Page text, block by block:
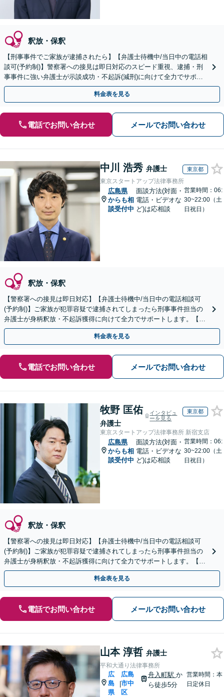
釈放・保釈
【刑事事件でご家族が逮捕されたら】【弁護士待機中/当日中の電話相
談可(予約制)】警察署への接見は即日対応のスピード重視、逮捕・刑
事事件に強い弁護士が示談成功・不起訴(減刑)に向けて全力でサポー
トします。【加害者側の相談専門】
料金表を見る
電話でお問い合わせ メールでお問い合わせ
中川 浩秀 弁護士 東京都
東京スタートアップ法律事務所
広島県
からも相
談受付中
面談方法(対面・
電話・ビデオな
ど)は応相談
営業時間：06:
30~22:00（土
日祝日）
釈放・保釈
【警察署への接見は即日対応】【弁護士待機中/当日中の電話相談可
(予約制)】ご家族が犯罪容疑で逮捕されてしまったら刑事事件担当の
弁護士が身柄釈放・不起訴獲得に向けて全力でサポートします。【毎
月100名以上の相談実績】【全国対応】
料金表を見る
電話でお問い合わせ メールでお問い合わせ
牧野 匡佑
弁護士
インタビュ
ーを見る
東京都
東京スタートアップ法律事務所 新宿支店
広島県
からも相
談受付中
面談方法(対面・
電話・ビデオな
ど)は応相談
営業時間：06:
30~22:00（土
日祝日）
釈放・保釈
【警察署への接見は即日対応】【弁護士待機中/当日中の電話相談可
(予約制)】ご家族が犯罪容疑で逮捕されてしまったら刑事事件担当の
弁護士が身柄釈放・不起訴獲得に向けて全力でサポートします。【毎
月100名以上の相談実績】【全国対応】
料金表を見る
電話でお問い合わせ メールでお問い合わせ
山本 淳哲 弁護士
平和大通り法律事務所
広
島
県
|
広島
市中
区
舟入町駅 か
ら徒歩5分
営業時間：本
日定休日